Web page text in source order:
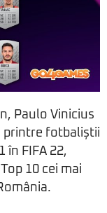
Paulo Vinicius
printre fotbaliștii
în FIFA 22,
10 cei mai